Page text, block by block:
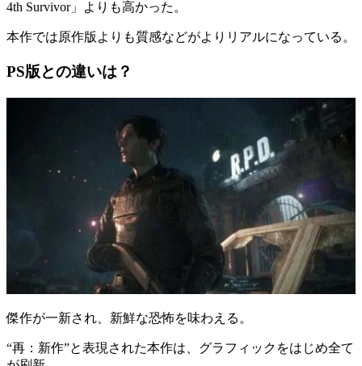
4th Survivor」よりも高かった。
本作では原作版よりも質感などがよりリアルになっている。
PS版との違いは？
傑作が一新され、新鮮な恐怖を味わえる。
“再：新作”と表現された本作は、グラフィックをはじめ全て